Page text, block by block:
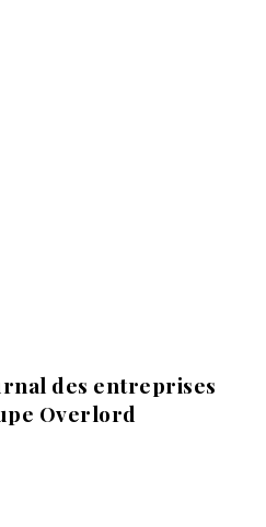
des entreprises
Overlord